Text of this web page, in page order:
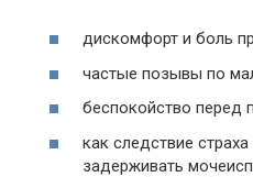
дискомфорт и боль
частые позывы по
беспокойство перед
как следствие
задерживать